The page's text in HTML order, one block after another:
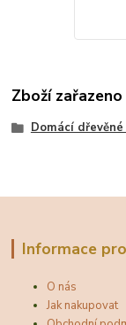
Zboží
Domácí
Informace
O nás
Jak nakupovat